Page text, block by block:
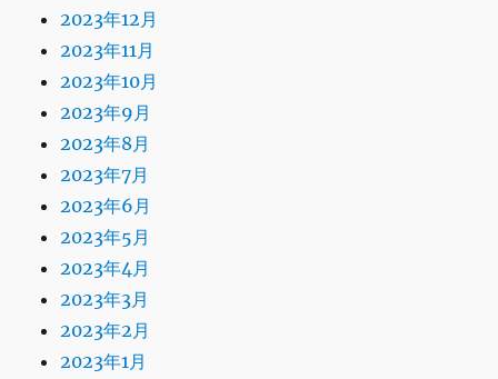
2023年12月
2023年11月
2023年10月
2023年9月
2023年8月
2023年7月
2023年6月
2023年5月
2023年4月
2023年3月
2023年2月
2023年1月